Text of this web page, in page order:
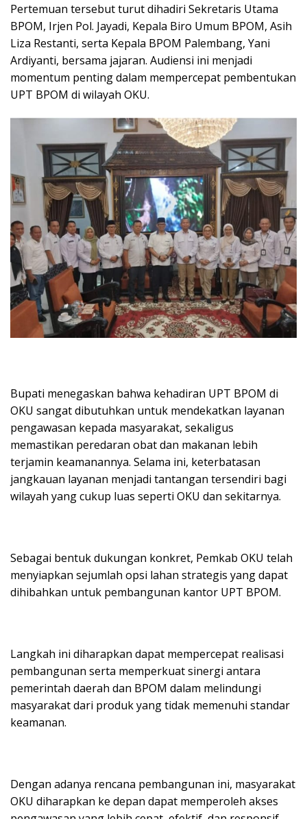
Pertemuan tersebut turut dihadiri Sekretaris Utama
BPOM, Irjen Pol. Jayadi, Kepala Biro Umum BPOM, Asih
Liza Restanti, serta Kepala BPOM Palembang, Yani
Ardiyanti, bersama jajaran. Audiensi ini menjadi
momentum penting dalam mempercepat pembentukan
UPT BPOM di wilayah OKU.
Bupati menegaskan bahwa kehadiran UPT BPOM di
OKU sangat dibutuhkan untuk mendekatkan layanan
pengawasan kepada masyarakat, sekaligus
memastikan peredaran obat dan makanan lebih
terjamin keamanannya. Selama ini, keterbatasan
jangkauan layanan menjadi tantangan tersendiri bagi
wilayah yang cukup luas seperti OKU dan sekitarnya.
Sebagai bentuk dukungan konkret, Pemkab OKU telah
menyiapkan sejumlah opsi lahan strategis yang dapat
dihibahkan untuk pembangunan kantor UPT BPOM.
Langkah ini diharapkan dapat mempercepat realisasi
pembangunan serta memperkuat sinergi antara
pemerintah daerah dan BPOM dalam melindungi
masyarakat dari produk yang tidak memenuhi standar
keamanan.
Dengan adanya rencana pembangunan ini, masyarakat
OKU diharapkan ke depan dapat memperoleh akses